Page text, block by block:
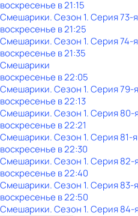
воскресенье в21:15
Смешарики. Сезон 1. Серия 73-я
воскресенье в21:25
Смешарики. Сезон 1. Серия 74-я
воскресенье в21:35
Смешарики
воскресенье в22:05
Смешарики. Сезон 1. Серия 79-я
воскресенье в22:13
Смешарики. Сезон 1. Серия 80-
воскресенье в22:21
Смешарики. Сезон 1. Серия 81-я
воскресенье в22:30
Смешарики. Сезон 1. Серия 82-
воскресенье в22:40
Смешарики. Сезон 1. Серия 83-я
воскресенье в22:50
Смешарики. Сезон 1. Серия 84-